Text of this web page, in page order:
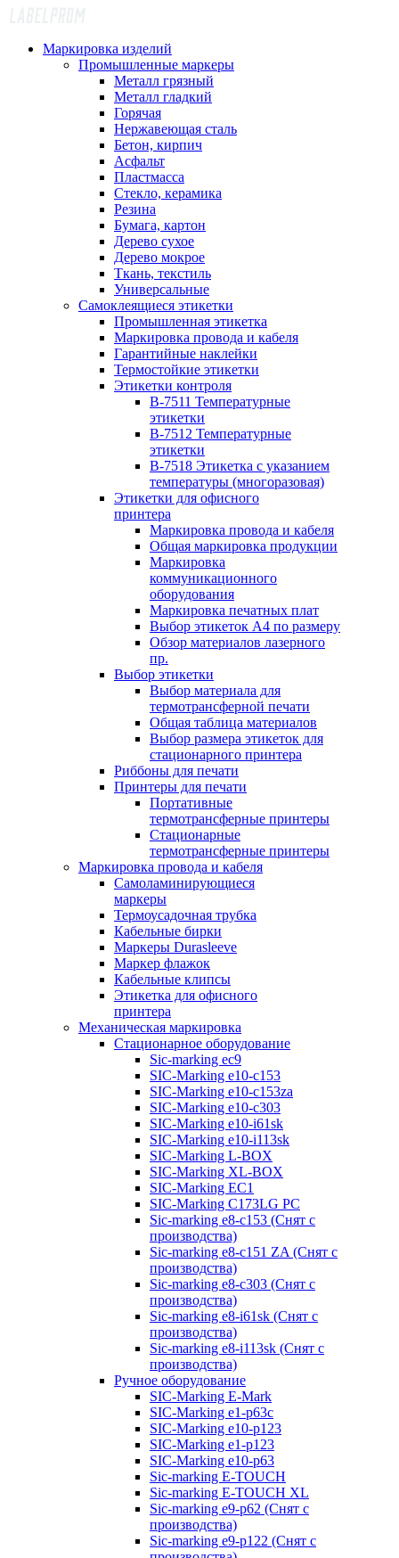
Маркировка изделий
Промышленные маркеры
Металл грязный
Металл гладкий
Горячая
Нержавеющая сталь
Бетон, кирпич
Асфальт
Пластмасса
Стекло, керамика
Резина
Бумага, картон
Дерево сухое
Дерево мокрое
Ткань, текстиль
Универсальные
Самоклеящиеся этикетки
Промышленная этикетка
Маркировка провода и кабеля
Гарантийные наклейки
Термостойкие этикетки
Этикетки контроля
B-7511 Температурные
этикетки
B-7512 Температурные
этикетки
B-7518 Этикетка с указанием
температуры (многоразовая)
Этикетки для офисного
принтера
Маркировка провода и кабеля
Общая маркировка продукции
Маркировка
коммуникационного
оборудования
Маркировка печатных плат
Выбор этикеток А4 по размеру
Обзор материалов лазерного
пр.
Выбор этикетки
Выбор материала для
термотрансферной печати
Общая таблица материалов
Выбор размера этикеток для
стационарного принтера
Риббоны для печати
Принтеры для печати
Портативные
термотрансферные принтеры
Стационарные
термотрансферные принтеры
Маркировка провода и кабеля
Самоламинирующиеся
маркеры
Термоусадочная трубка
Кабельные бирки
Маркеры Durasleeve
Маркер флажок
Кабельные клипсы
Этикетка для офисного
принтера
Механическая маркировка
Стационарное оборудование
Sic-marking ec9
SIC-Marking e10-c153
SIC-Marking e10-c153za
SIC-Marking e10-c303
SIC-Marking e10-i61sk
SIC-Marking e10-i113sk
SIC-Marking L-BOX
SIC-Marking XL-BOX
SIC-Marking EC1
SIC-Marking C173LG PC
Sic-marking e8-c153 (Снят с
производства)
Sic-marking e8-c151 ZA (Снят с
производства)
Sic-marking e8-c303 (Снят с
производства)
Sic-marking e8-i61sk (Снят с
производства)
Sic-marking e8-i113sk (Снят с
производства)
Ручное оборудование
SIC-Marking E-Mark
SIC-Marking e1-p63с
SIC-Marking e10-p123
SIC-Marking e1-p123
SIC-Marking e10-p63
Sic-marking E-TOUCH
Sic-marking E-TOUCH XL
Sic-marking e9-p62 (Снят с
производства)
Sic-marking e9-p122 (Снят с